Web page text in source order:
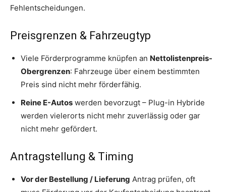
Fehlentscheidungen.
Preisgrenzen & Fahrzeugtyp
Viele Förderprogramme knüpfen an Nettolistenpreis-
Obergrenzen: Fahrzeuge über einem bestimmten
Preis sind nicht mehr förderfähig.
Reine E-Autos werden bevorzugt – Plug-in Hybride
werden vielerorts nicht mehr zuverlässig oder gar
nicht mehr gefördert.
Antragstellung & Timing
Vor der Bestellung / Lieferung Antrag prüfen, oft